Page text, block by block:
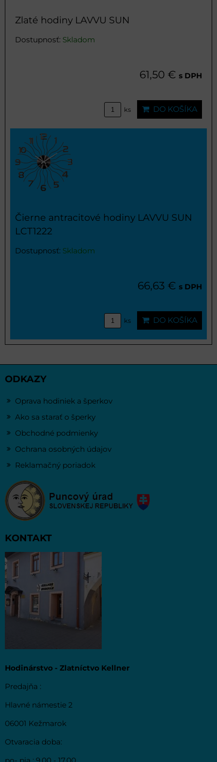
Zlaté hodiny LAVVU SUN
Dostupnosť: Skladom
61,50 € s DPH
ks DO KOŠÍKA
Čierne antracitové hodiny LAVVU SUN
LCT1222
Dostupnosť: Skladom
66,63 € s DPH
ks DO KOŠÍKA
ODKAZY
Oprava hodiniek a šperkov
Ako sa starať o šperky
Obchodné podmienky
Ochrana osobných údajov
Reklamačný poriadok
KONTAKT
Hodinárstvo - Zlatníctvo Kellner
Predajňa :
Hlavné námestie 2
06001 Kežmarok
Otvaracia doba: